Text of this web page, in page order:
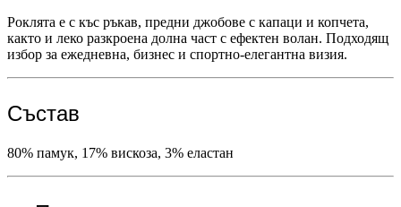
Роклята е с къс ръкав, предни джобове с капаци и копчета,
както и леко разкроена долна част с ефектен волан. Подходящ
избор за ежедневна, бизнес и спортно-елегантна визия.
Състав
80% памук, 17% вискоза, 3% еластан